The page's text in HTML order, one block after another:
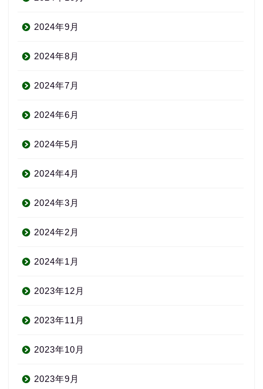
2024年9月
2024年8月
2024年7月
2024年6月
2024年5月
2024年4月
2024年3月
2024年2月
2024年1月
2023年12月
2023年11月
2023年10月
2023年9月